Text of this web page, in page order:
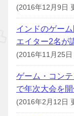
(2016年12月9日
インドのゲー
エイター2名が
(2016年11月25日
ゲーム・コン
で年次大会を
(2016年2月12日